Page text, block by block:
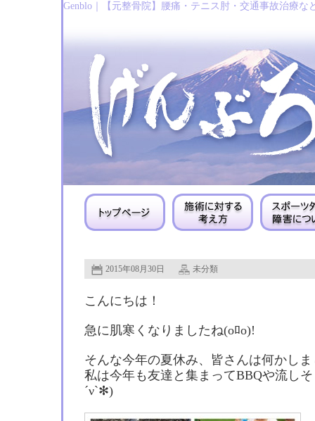
Genblo｜【元整骨院】腰痛・テニス肘・交通事故治療な
2015年08月30日 未分類
こんにちは！
急に肌寒くなりましたね(oﾛo)!
そんな今年の夏休み、皆さんは何かし
私は今年も友達と集まってBBQや流し
´ν`✻)